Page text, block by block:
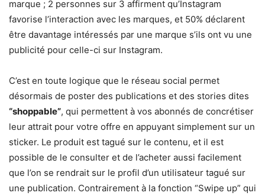
marque ; 2 personnes sur 3 affirment qu’Instagram
favorise l’interaction avec les marques, et 50% déclarent
être davantage intéressés par une marque s’ils ont vu une
publicité pour celle-ci sur Instagram.
C’est en toute logique que le réseau social permet
désormais de poster des publications et des stories dites
“shoppable”, qui permettent à vos abonnés de concrétiser
leur attrait pour votre offre en appuyant simplement sur un
sticker. Le produit est tagué sur le contenu, et il est
possible de le consulter et de l’acheter aussi facilement
que l’on se rendrait sur le profil d’un utilisateur tagué sur
une publication. Contrairement à la fonction “Swipe up” qui